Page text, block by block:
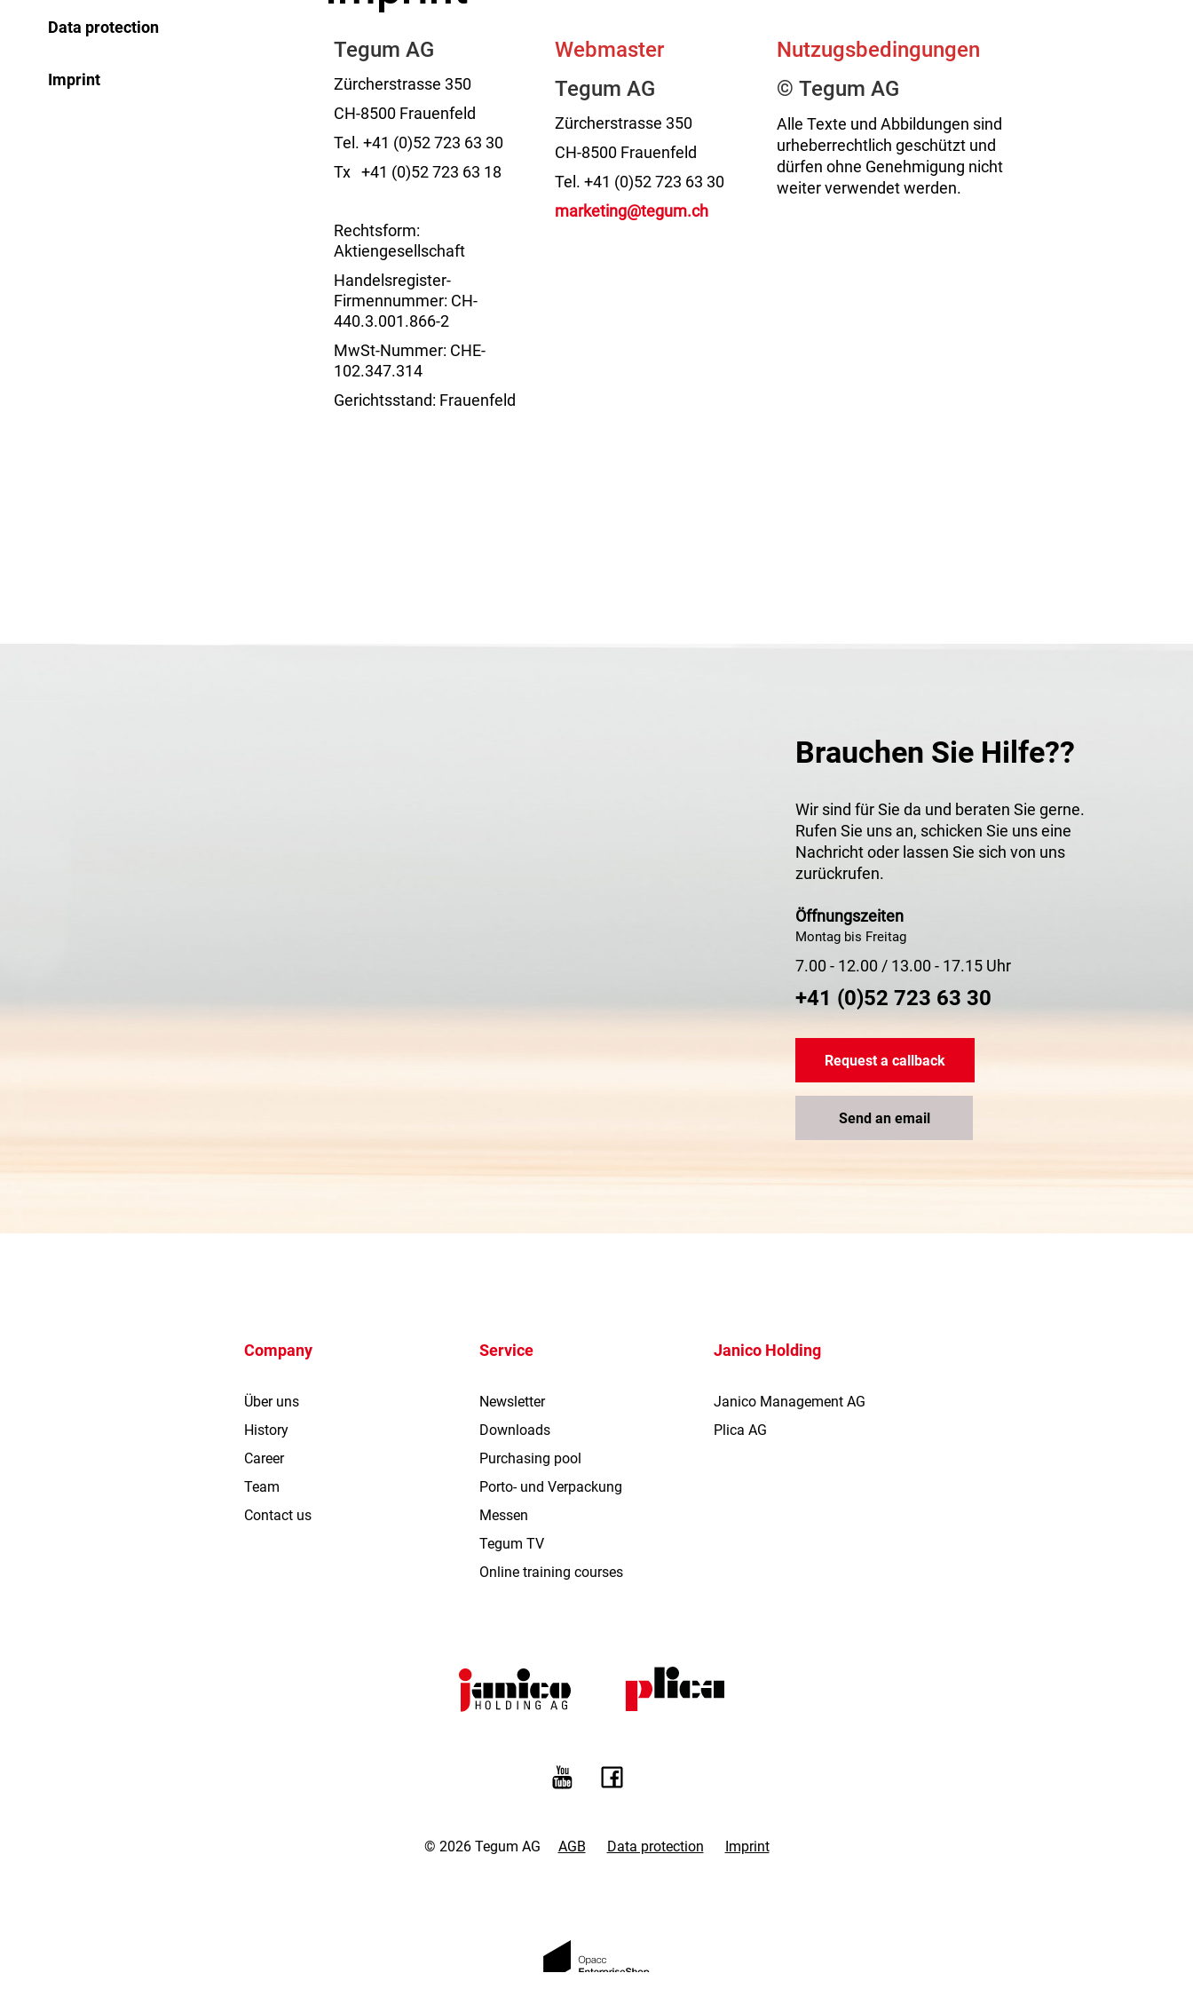
Data protection
Imprint
Tegum AG
Zürcherstrasse 350
CH-8500 Frauenfeld
Tel. +41 (0)52 723 63 30
Tx +41 (0)52 723 63 18
Rechtsform:
Aktiengesellschaft
Handelsregister-
Firmennummer: CH-
440.3.001.866-2
MwSt-Nummer: CHE-
102.347.314
Gerichtsstand: Frauenfeld
Webmaster
Tegum AG
Zürcherstrasse 350
CH-8500 Frauenfeld
Tel. +41 (0)52 723 63 30
marketing@tegum.ch
Nutzugsbedingungen
© Tegum AG
Alle Texte und Abbildungen sind
urheberrechtlich geschützt und
dürfen ohne Genehmigung nicht
weiter verwendet werden.
Brauchen Sie Hilfe??
Wir sind für Sie da und beraten Sie gerne.
Rufen Sie uns an, schicken Sie uns eine
Nachricht oder lassen Sie sich von uns
zurückrufen.
Öffnungszeiten
Montag bis Freitag
7.00 - 12.00 / 13.00 - 17.15 Uhr
+41 (0)52 723 63 30
Request a callback
Send an email
Company
Über uns
History
Career
Team
Contact us
Service
Newsletter
Downloads
Purchasing pool
Porto- und Verpackung
Messen
Tegum TV
Online training courses
Janico Holding
Janico Management AG
Plica AG
AGB Data protection Imprint
© 2026 Tegum AG